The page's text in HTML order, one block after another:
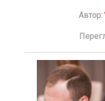
Автор: